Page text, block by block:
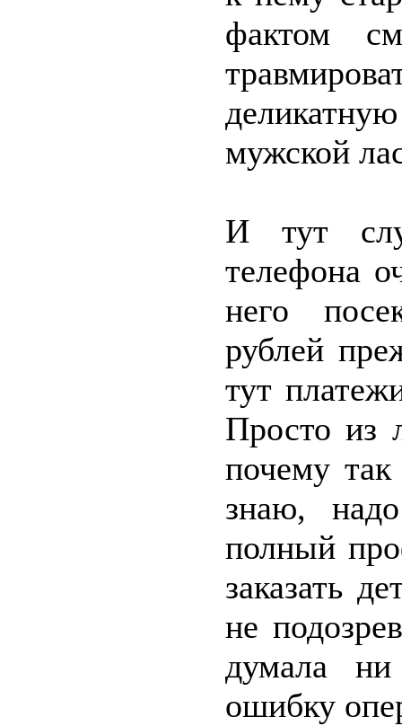
фактом
мужской
И тут
телефона
него
рублей
тут
Просто из
почему
знаю,
полный
заказать
не
думала
ошибку